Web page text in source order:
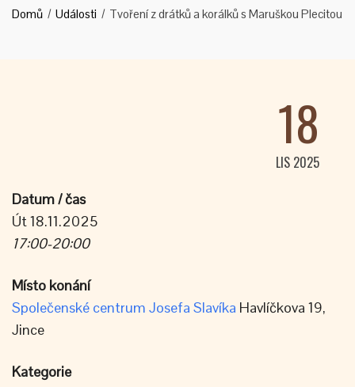
Domů Události Tvoření z drátků a korálků s Maruškou Plecitou
18
LIS 2025
Datum / čas
Út 18.11.2025
17:00-20:00
Místo konání
Společenské centrum Josefa Slavíka Havlíčkova 19,
Jince
Kategorie